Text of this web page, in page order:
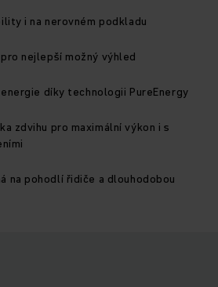
i na nerovném podkladu
nejlepší možný výhled
díky technologii PureEnergy
zdvihu pro maximální výkon i s
na pohodlí řidiče a dlouhodobou